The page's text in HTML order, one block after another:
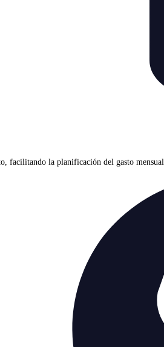
facilitando la planificación del gasto mensual.